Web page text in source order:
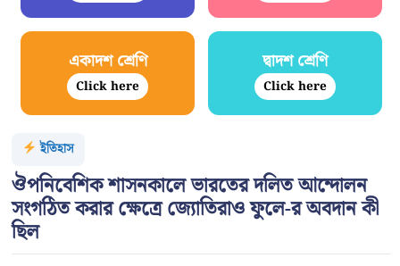
একাদশ শ্রেণি
Click here
দ্বাদশ শ্রেণি
Click here
ইতিহাস
ঔপনিবেশিক শাসনকালে ভারতের দলিত আন্দোলন
সংগঠিত করার ক্ষেত্রে জ্যোতিরাও ফুলে-র অবদান কী
ছিল